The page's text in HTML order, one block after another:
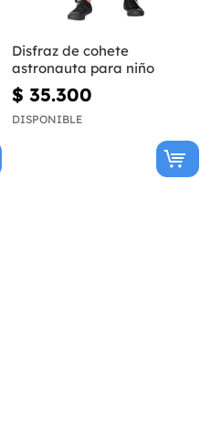
Disfraz de cohete
astronauta para niño
$ 35.300
DISPONIBLE